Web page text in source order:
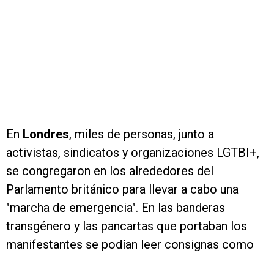
En Londres, miles de personas, junto a
activistas, sindicatos y organizaciones LGTBI+,
se congregaron en los alrededores del
Parlamento británico para llevar a cabo una
"marcha de emergencia". En las banderas
transgénero y las pancartas que portaban los
manifestantes se podían leer consignas como